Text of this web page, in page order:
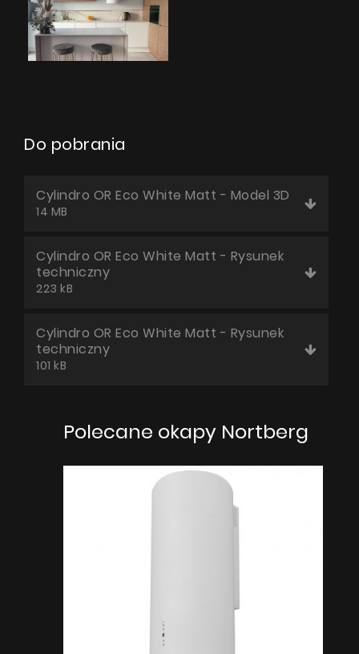
Do pobrania
Cylindro OR Eco White Matt - Model 3D
14 MB
Cylindro OR Eco White Matt - Rysunek
techniczny
223 kB
Cylindro OR Eco White Matt - Rysunek
techniczny
101 kB
Polecane okapy Nortberg